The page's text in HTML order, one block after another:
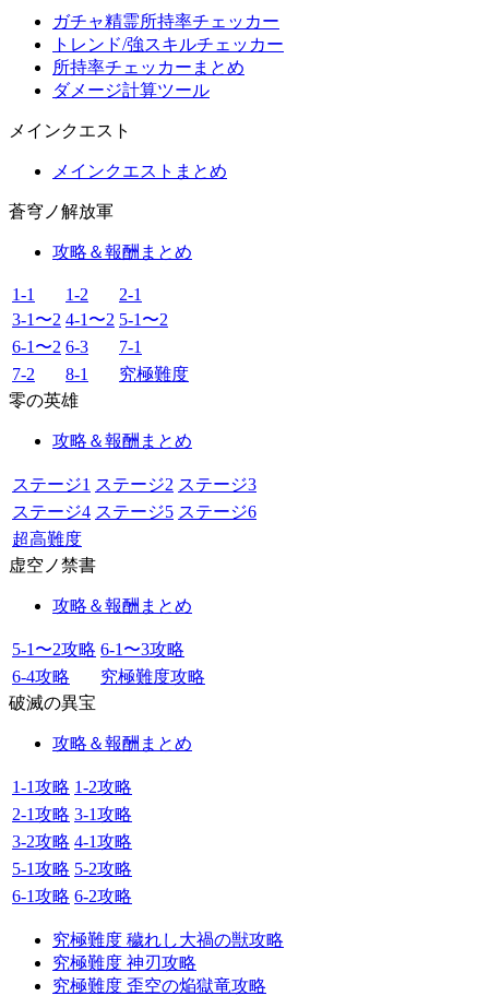
ガチャ精霊所持率チェッカー
トレンド/強スキルチェッカー
所持率チェッカーまとめ
ダメージ計算ツール
メインクエスト
メインクエストまとめ
蒼穹ノ解放軍
攻略＆報酬まとめ
1-1 1-2
2-1
3-1〜2 4-1〜2 5-1〜2
6-1〜2 6-3
7-1
7-2
8-1
究極難度
零の英雄
攻略＆報酬まとめ
ステージ1 ステージ2 ステージ3
ステージ4 ステージ5 ステージ6
超高難度
虚空ノ禁書
攻略＆報酬まとめ
5-1〜2攻略 6-1〜3攻略
6-4攻略
究極難度攻略
破滅の異宝
攻略＆報酬まとめ
1-1攻略 1-2攻略
2-1攻略 3-1攻略
3-2攻略 4-1攻略
5-1攻略 5-2攻略
6-1攻略 6-2攻略
究極難度 穢れし大禍の獣攻略
究極難度 神刃攻略
究極難度 歪空の焔獄竜攻略